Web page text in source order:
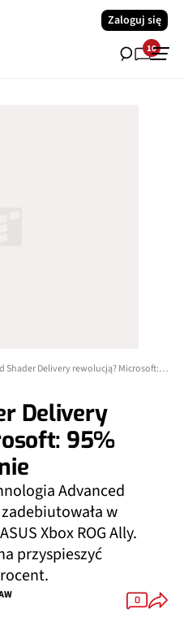
Zaloguj się
10
Advanced Shader Delivery rewolucją? Microsoft: 95% szybsze ładowanie
Delivery
95%
Advanced
w
Xbox ROG Ally.
przyspieszyć
0